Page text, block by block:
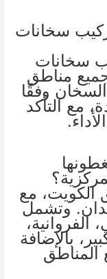
سخانات
سخانات
مناطق
وفقًا
مع التأكد
الكويت، مع
وتشمل
بالإضافة
المناطق